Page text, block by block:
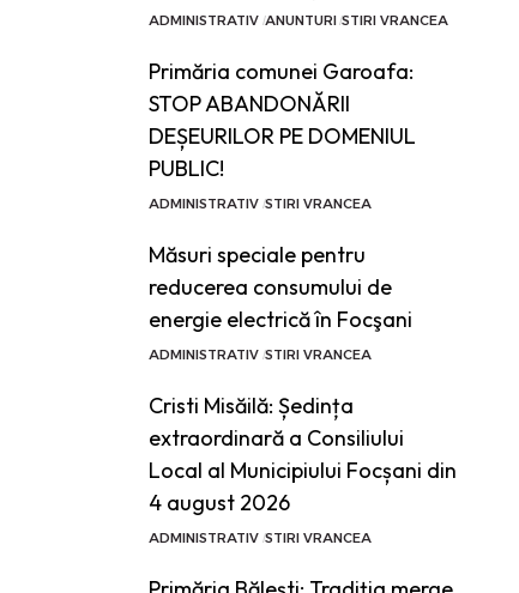
ADMINISTRATIV ANUNTURI STIRI VRANCEA
Primăria comunei Garoafa:
STOP ABANDONĂRII
DEȘEURILOR PE DOMENIUL
PUBLIC!
ADMINISTRATIV STIRI VRANCEA
Măsuri speciale pentru
reducerea consumului de
energie electrică în Focşani
ADMINISTRATIV STIRI VRANCEA
Cristi Misăilă: Ședința
extraordinară a Consiliului
Local al Municipiului Focșani din
4 august 2026
ADMINISTRATIV STIRI VRANCEA